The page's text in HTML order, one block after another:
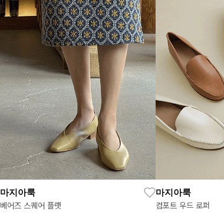
마지아룩
베어즈 스퀘어 플랫
마지아룩
컴포트 우드 로퍼